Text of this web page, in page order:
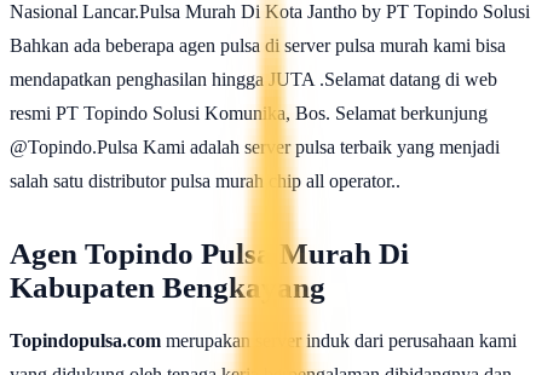
Nasional Lancar.Pulsa Murah Di Kota Jantho by PT Topindo Solusi
Bahkan ada beberapa agen pulsa di server pulsa murah kami bisa
mendapatkan penghasilan hingga JUTA .Selamat datang di web
resmi PT Topindo Solusi Komunika, Bos. Selamat berkunjung
@Topindo.Pulsa Kami adalah server pulsa terbaik yang menjadi
salah satu distributor pulsa murah chip all operator..
Agen Topindo Pulsa Murah Di
Kabupaten Bengkayang
Topindopulsa.com merupakan server induk dari perusahaan kami